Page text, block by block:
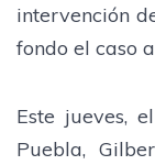
intervención
fondo el caso
Este jueves,
Puebla,